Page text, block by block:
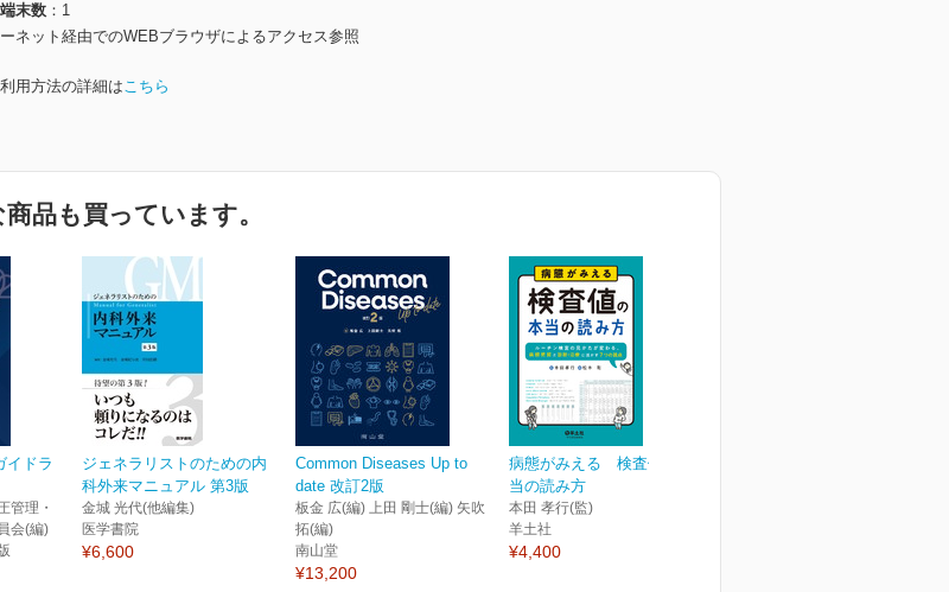
末数
1
ネット経由でのWEBブラウザによるアクセス参照
用方法の詳細はこちら
品も買っています。
イドラ
管理・
会(編)
ジェネラリストのための内
科外来マニュアル 第3版
金城 光代(他編集)
医学書院
¥6,600
Common Diseases Up to
date 改訂2版
板金 広(編) 上田 剛士(編) 矢吹
拓(編)
南山堂
¥13,200
病態がみえる 検査値の本
当の読み方
本田 孝行(監)
羊土社
¥4,400